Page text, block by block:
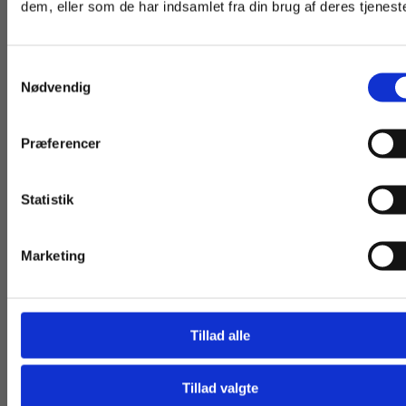
dem, eller som de har indsamlet fra din brug af deres
Nødvendig
Præferencer
Statistik
Marketing
Tillad alle
Tillad valgte
Andre har også købt
vist priser inkl.
får vist priser ekskl.